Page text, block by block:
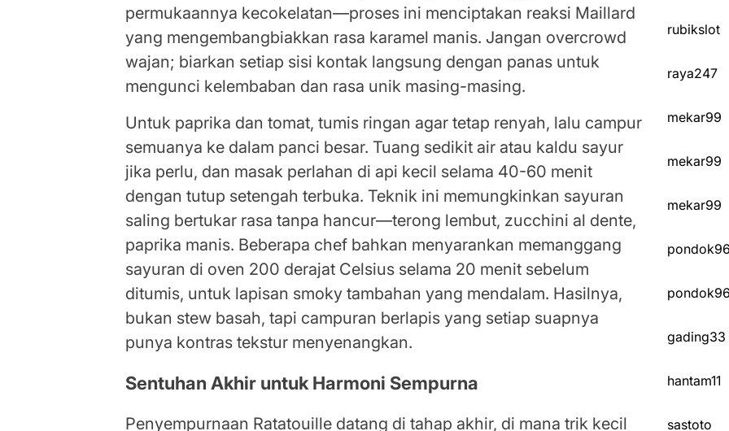
permukaannya kecokelatan—proses ini menciptakan reaksi Maillard
yang mengembangbiakkan rasa karamel manis. Jangan overcrowd
wajan; biarkan setiap sisi kontak langsung dengan panas untuk
mengunci kelembaban dan rasa unik masing-masing.
Untuk paprika dan tomat, tumis ringan agar tetap renyah, lalu campur
semuanya ke dalam panci besar. Tuang sedikit air atau kaldu sayur
jika perlu, dan masak perlahan di api kecil selama 40-60 menit
dengan tutup setengah terbuka. Teknik ini memungkinkan sayuran
saling bertukar rasa tanpa hancur—terong lembut, zucchini al dente,
paprika manis. Beberapa chef bahkan menyarankan memanggang
sayuran di oven 200 derajat Celsius selama 20 menit sebelum
ditumis, untuk lapisan smoky tambahan yang mendalam. Hasilnya,
bukan stew basah, tapi campuran berlapis yang setiap suapnya
punya kontras tekstur menyenangkan.
Sentuhan Akhir untuk Harmoni Sempurna
Penyempurnaan Ratatouille datang di tahap akhir, di mana trik kecil
rubikslot
raya247
mekar99
mekar99
mekar99
gading33
hantam11
sastoto